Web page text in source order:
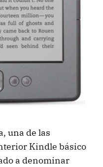
una de las
Kindle básico
a denominar